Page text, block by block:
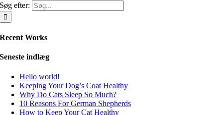
Søg efter:
Recent Works
Seneste indlæg
Hello world!
Keeping Your Dog’s Coat Healthy
Why Do Cats Sleep So Much?
10 Reasons For German Shepherds
How to Keep Your Cat Healthy